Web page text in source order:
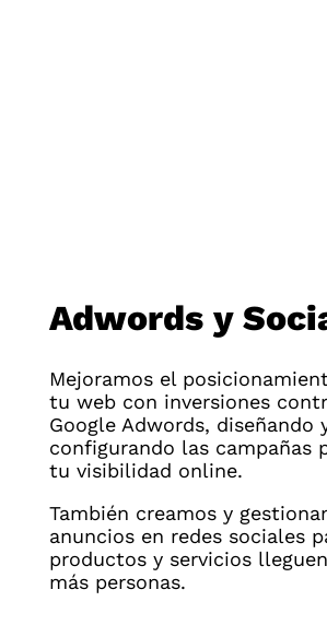
Adwords y
Mejoramos el
tu web con inversiones
Google Adwords, diseñando
configurando las campañas
tu visibilidad online.
También creamos y
anuncios en redes sociales
productos y servicios
más personas.